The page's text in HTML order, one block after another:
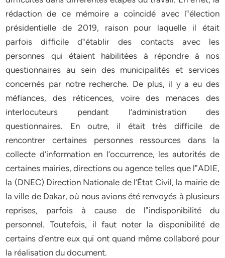
rédaction de ce mémoire a coïncidé avec l‟élection
présidentielle de 2019, raison pour laquelle il était
parfois difficile d‟établir des contacts avec les
personnes qui étaient habilitées à répondre à nos
questionnaires au sein des municipalités et services
concernés par notre recherche. De plus, il y a eu des
méfiances, des réticences, voire des menaces des
interlocuteurs pendant l’administration des
questionnaires. En outre, il était très difficile de
rencontrer certaines personnes ressources dans la
collecte d’information en l’occurrence, les autorités de
certaines mairies, directions ou agence telles que l‟ADIE,
la (DNEC) Direction Nationale de l’État Civil, la mairie de
la ville de Dakar, où nous avions été renvoyés à plusieurs
reprises, parfois à cause de l‟indisponibilité du
personnel. Toutefois, il faut noter la disponibilité de
certains d’entre eux qui ont quand même collaboré pour
la réalisation du document.